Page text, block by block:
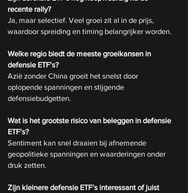
recente rally?
Ja, maar selectief. Veel groei zit al in de prijs,
waardoor spreiding en timing belangrijker worden.
Welke regio biedt de meeste groeikansen in
defensie ETF’s?
Azië zonder China groeit het snelst door
oplopende spanningen en stijgende
defensiebudgetten.
Wat is het grootste risico van beleggen in defensie
ETF’s?
Sentiment kan snel draaien bij afnemende
geopolitieke spanningen en waarderingen onder
druk zetten.
Zijn kleinere defensie ETF’s interessant of juist